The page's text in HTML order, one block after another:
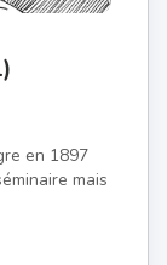
en 1897
mais